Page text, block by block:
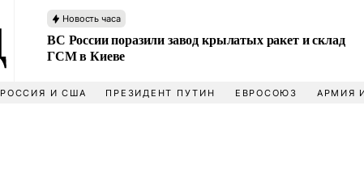
Новость часа
ВС России поразили завод крылатых ракет и склад
ГСМ в Киеве
РОССИЯ И США ПРЕЗИДЕНТ ПУТИН ЕВРОСОЮЗ АРМИЯ